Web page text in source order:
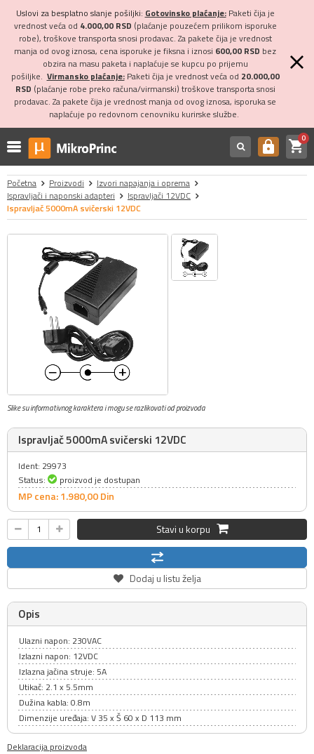
Uslovi za besplatno slanje pošiljki: Gotovinsko plaćanje:Paketi čija je
vrednost veća od 4.000,00 RSD (plaćanje pouzećem prilikom isporuke
robe), troškove transporta snosi prodavac. Za pakete čija je vrednost
manja od ovog iznosa, cena isporuke je fiksna i iznosi 600,00 RSD bez
obzira na masu paketa i naplaćuje se kupcu po prijemu
pošiljke. Virmansko plaćanje:Paketi čija je vrednost veća od 20.000,00
RSD (plaćanje robe preko računa/virmanski) troškove transporta snosi
prodavac. Za pakete čija je vrednost manja od ovog iznosa, isporuka se
naplaćuje po redovnom cenovniku kurirske službe.
https shopping_cart0
Početna Proizvodi
Izvori napajanja i oprema
Ispravljači i naponski adapteri
Ispravljači 12VDC
Ispravljač 5000mA svičerski 12VDC
Slike su informativnog karaktera i mogu se razlikovati od proizvoda
Ispravljač 5000mA svičerski 12VDC
Ident: 29973
Status:
proizvod je dostupan
MP cena: 1.980,00Din
Stavi u korpu
Dodaj u listu želja
Opis
Ulazni napon: 230VAC
Izlazni napon: 12VDC
Izlazna jačina struje: 5A
Utikač: 2.1 x 5.5mm
Dužina kabla: 0.8m
Dimenzije uređaja: V 35 x Š 60 x D 113 mm
Deklaracija proizvoda